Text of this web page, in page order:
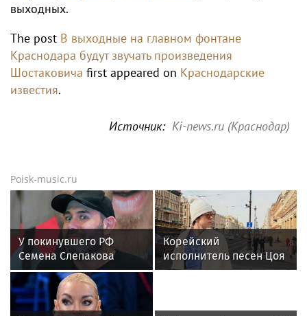
выходных.
The post В выходные на главном фонтане
Краснодара будут звучать произведения
Шостаковича first appeared on Краснодарские
известия.
Источник: Ki-news.ru (Краснодар)
Poisk-music.ru
У покинувшего РФ
Семена Слепакова
нашли еще две
квартиры в Москве
Корейский
исполнитель песен Цоя
Сон Вон Соп захотел